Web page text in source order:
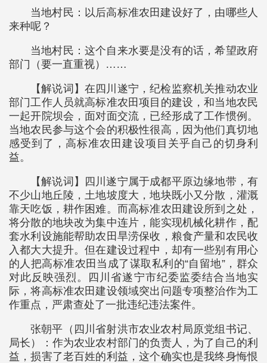
当地村民：以后高标准农田建设好了，由哪些人
来种呢？
当地村民：这个自来水要是没有的话，希望政府
部门（要一直重视）……
【解说词】在四川遂宁，纪检监察机关推动农业
部门工作人员就高标准农田项目的建设，和当地农民
一起开院坝会，面对面交流，已经形成了工作惯例。
当地农民参与这个会的积极性很高，因为他们真切地
感受到了，高标准农田建设项目关乎自己的切身利
益。
【解说词】四川遂宁属于成都平原边缘地带，有
不少山地丘陵，土地坡度大，地块既小又分散，灌溉
靠天吃饭，耕作困难。而高标准农田建设所到之处，
将分散的地块改为集中连片，能实现机械化耕作，配
套水利设施能帮助农田旱涝保收，粮食产量和农民收
入都大大提升。但在建设过程中，却有一些别有用心
的人把高标准农田当成了谋取私利的“自留地”，群众
对此反映强烈。四川省遂宁市纪委监委结合当地实
际，将高标准农田建设领域突出问题专项整治作为工
作重点，严肃查处了一批违纪违法案件。
张朝平（四川省射洪市农业农村局原党组书记、
局长）：作为农业农村部门的负责人，为了自己的利
益，损害了老百姓的利益，这个确实也是我终身悔恨